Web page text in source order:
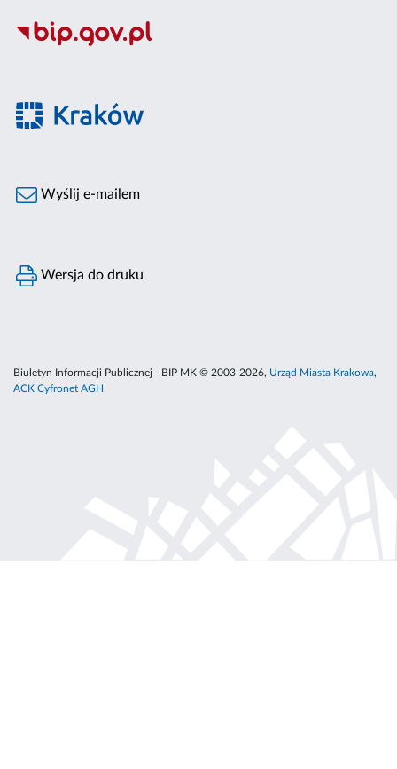
Wyślij e-mailem
Wersja do druku
Biuletyn Informacji Publicznej - BIP MK © 2003-2026, Urząd Miasta Krakowa,
ACK Cyfronet AGH